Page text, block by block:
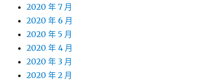
2020 年 7 月
2020 年 6 月
2020 年 5 月
2020 年 4 月
2020 年 3 月
2020 年 2 月